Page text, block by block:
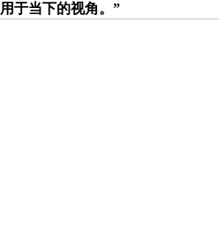
于当下的视角。”